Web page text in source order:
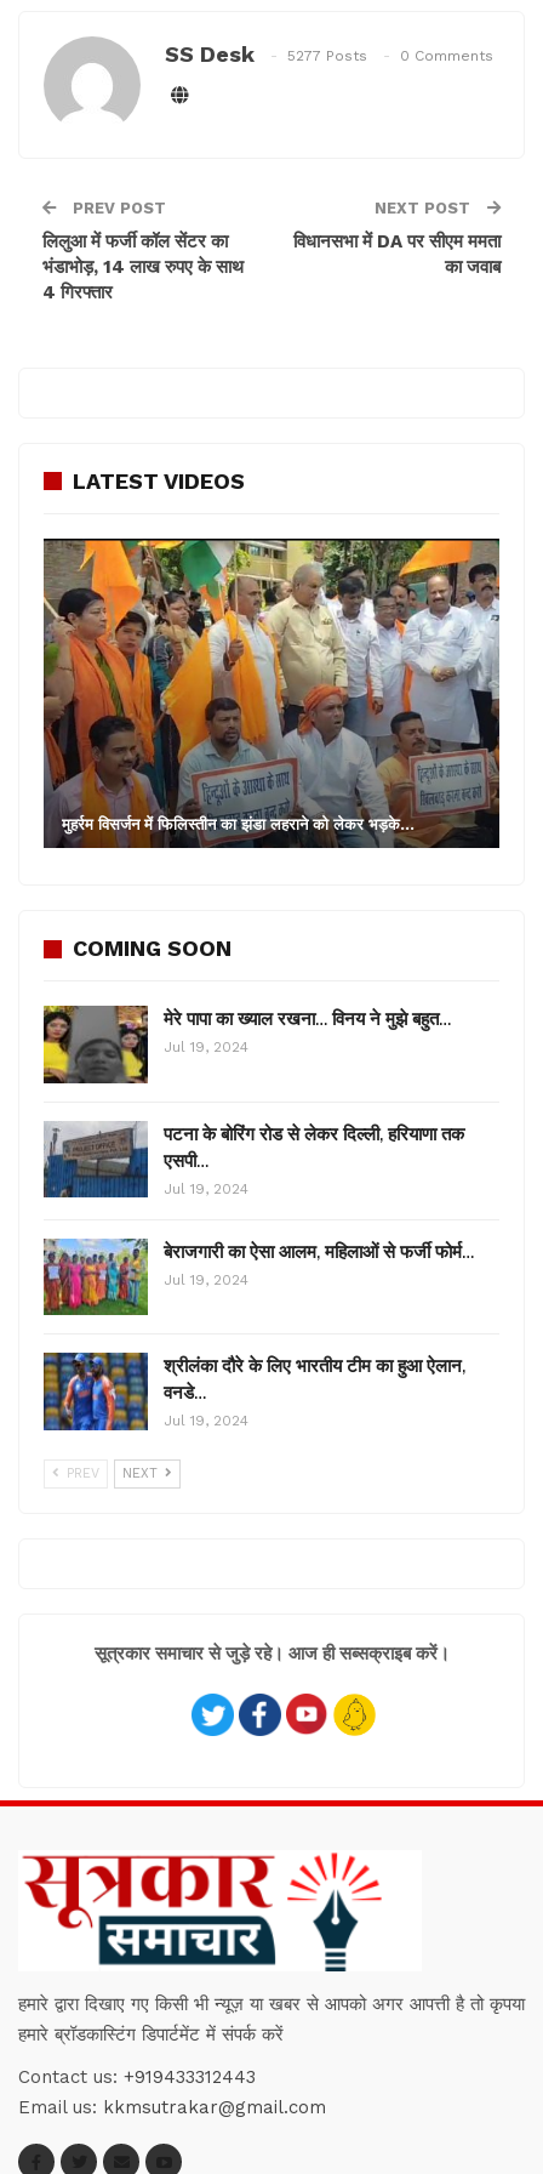
SS Desk 5277 Posts 0 Comments
PREV POST
लिलुआ में फर्जी कॉल सेंटर का
भंडाभोड़, 14 लाख रुपए के साथ
4 गिरफ्तार
NEXT POST
विधानसभा में DA पर सीएम ममता
का जवाब
LATEST VIDEOS
मुहर्रम विसर्जन में फिलिस्तीन का झंडा लहराने को लेकर भड़के…
COMING SOON
मेरे पापा का ख्याल रखना… विनय ने मुझे बहुत…
Jul 19, 2024
पटना के बोरिंग रोड से लेकर दिल्ली, हरियाणा तक
एसपी…
Jul 19, 2024
बेराजगारी का ऐसा आलम, महिलाओं से फर्जी फोर्म…
Jul 19, 2024
श्रीलंका दौरे के लिए भारतीय टीम का हुआ ऐलान,
वनडे…
Jul 19, 2024
PREV NEXT
सूत्रकार समाचार से जुड़े रहे। आज ही सब्सक्राइब करें।
हमारे द्वारा दिखाए गए किसी भी न्यूज़ या खबर से आपको अगर आपत्ती है तो कृपया
हमारे ब्रॉडकास्टिंग डिपार्टमेंट में संपर्क करें
Contact us: +919433312443
Email us: kkmsutrakar@gmail.com